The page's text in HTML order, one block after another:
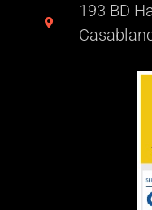
193 BD